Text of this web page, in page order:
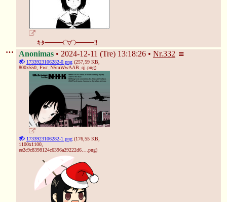
ｷﾀ━━━(ﾟ∀ﾟ)━━━!!
Anonimas 2024-12-11 (Tre) 13:18:26 Nr.332
1733923106282-0.png (257,59 KB,
800x550, Fwr_N5mWwAAB_qj.png)
1733923106282-1.png (176,55 KB,
1100x1100,
ee2c9c8398124c6396a29222d6….png)